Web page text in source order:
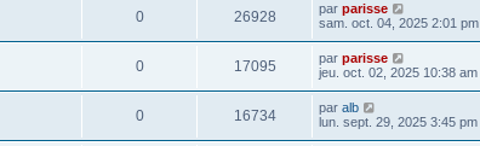
0 26928 par parisse
sam. oct. 04, 2025 2:01 pm
0 17095 par parisse
jeu. oct. 02, 2025 10:38 am
0 16734 par alb
lun. sept. 29, 2025 3:45 pm